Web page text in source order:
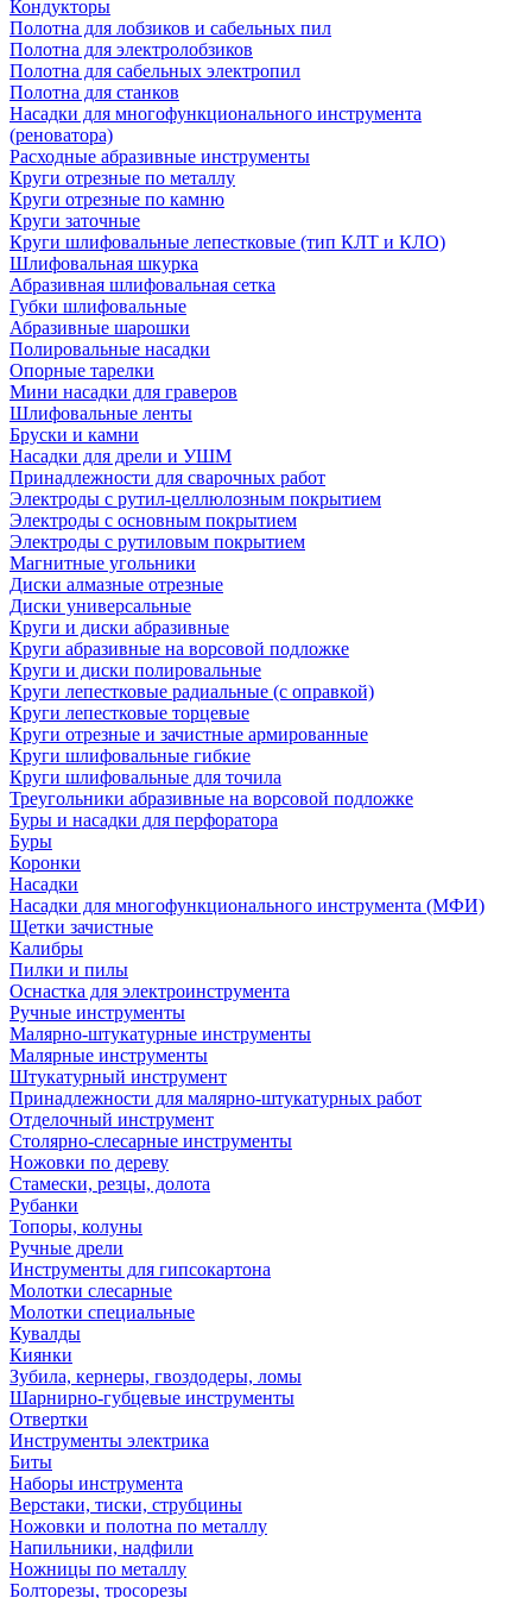
Кондукторы
Полотна для лобзиков и сабельных пил
Полотна для электролобзиков
Полотна для сабельных электропил
Полотна для станков
Насадки для многофункционального инструмента
(реноватора)
Расходные абразивные инструменты
Круги отрезные по металлу
Круги отрезные по камню
Круги заточные
Круги шлифовальные лепестковые (тип КЛТ и КЛО)
Шлифовальная шкурка
Абразивная шлифовальная сетка
Губки шлифовальные
Абразивные шарошки
Полировальные насадки
Опорные тарелки
Мини насадки для граверов
Шлифовальные ленты
Бруски и камни
Насадки для дрели и УШМ
Принадлежности для сварочных работ
Электроды с рутил-целлюлозным покрытием
Электроды с основным покрытием
Электроды с рутиловым покрытием
Магнитные угольники
Диски алмазные отрезные
Диски универсальные
Круги и диски абразивные
Круги абразивные на ворсовой подложке
Круги и диски полировальные
Круги лепестковые радиальные (с оправкой)
Круги лепестковые торцевые
Круги отрезные и зачистные армированные
Круги шлифовальные гибкие
Круги шлифовальные для точила
Треугольники абразивные на ворсовой подложке
Буры и насадки для перфоратора
Буры
Коронки
Насадки
Насадки для многофункционального инструмента (МФИ)
Щетки зачистные
Калибры
Пилки и пилы
Оснастка для электроинструмента
Ручные инструменты
Малярно-штукатурные инструменты
Малярные инструменты
Штукатурный инструмент
Принадлежности для малярно-штукатурных работ
Отделочный инструмент
Столярно-слесарные инструменты
Ножовки по дереву
Стамески, резцы, долота
Рубанки
Топоры, колуны
Ручные дрели
Инструменты для гипсокартона
Молотки слесарные
Молотки специальные
Кувалды
Киянки
Зубила, кернеры, гвоздодеры, ломы
Шарнирно-губцевые инструменты
Отвертки
Инструменты электрика
Биты
Наборы инструмента
Верстаки, тиски, струбцины
Ножовки и полотна по металлу
Напильники, надфили
Ножницы по металлу
Болторезы, тросорезы